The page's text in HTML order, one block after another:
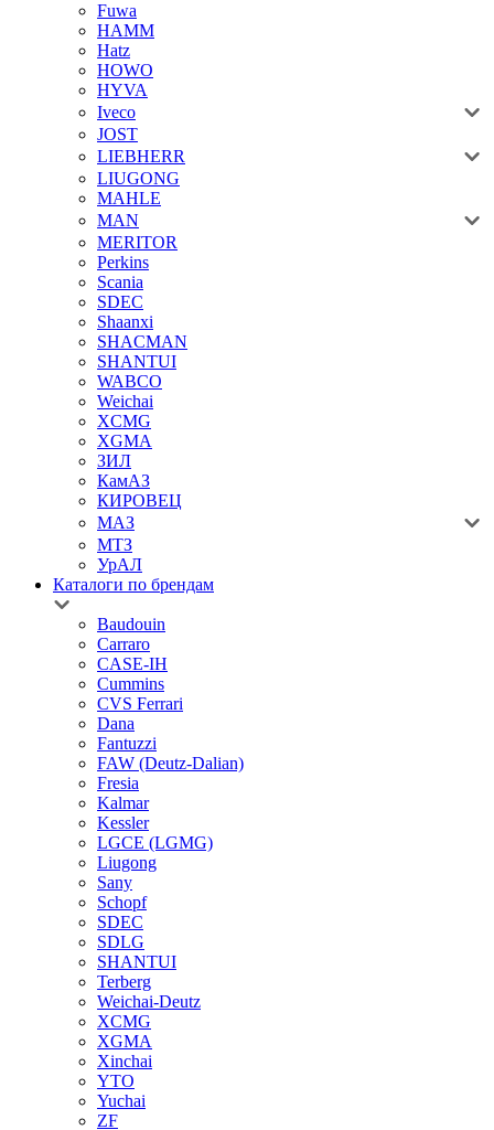
Fuwa
HAMM
Hatz
HOWO
HYVA
Iveco
JOST
LIEBHERR
LIUGONG
MAHLE
MAN
MERITOR
Perkins
Scania
SDEC
Shaanxi
SHACMAN
SHANTUI
WABCO
Weichai
XCMG
XGMA
ЗИЛ
КамАЗ
КИРОВЕЦ
МАЗ
МТЗ
УрАЛ
Каталоги по брендам
Baudouin
Carraro
CASE-IH
Cummins
CVS Ferrari
Dana
Fantuzzi
FAW (Deutz-Dalian)
Fresia
Kalmar
Kessler
LGCE (LGMG)
Liugong
Sany
Schopf
SDEC
SDLG
SHANTUI
Terberg
Weichai-Deutz
XCMG
XGMA
Xinchai
YTO
Yuchai
ZF